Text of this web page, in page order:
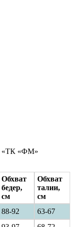
«ТК «ФМ»
Обхват
бедер,
см
Обхват
талии,
см
88-92
63-67